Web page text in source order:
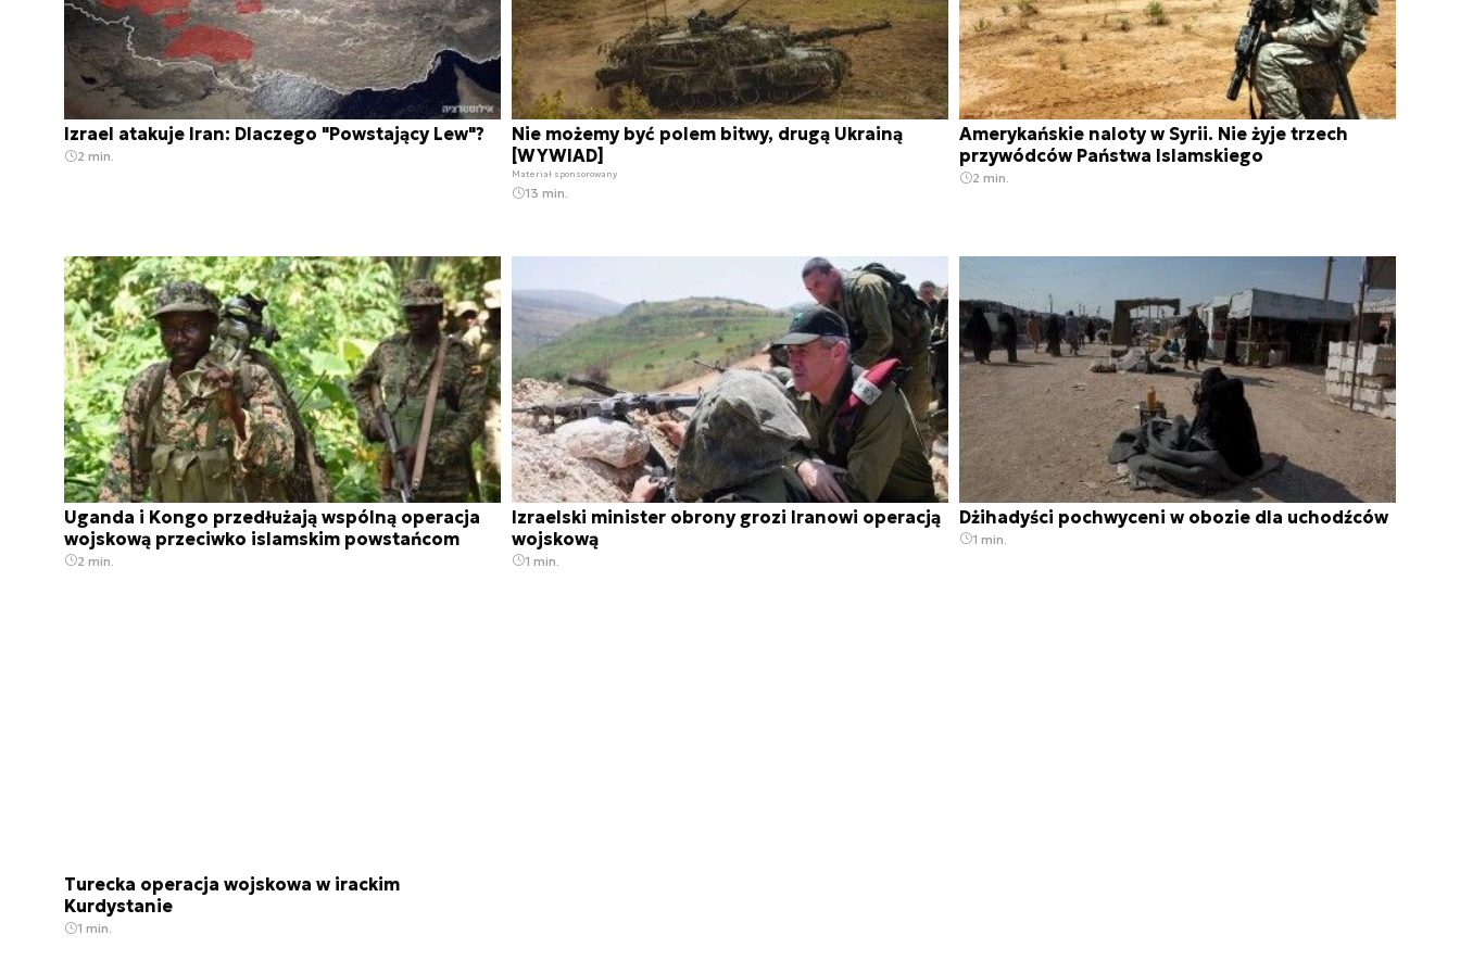
Izrael atakuje Iran: Dlaczego "Powstający Lew"?
2 min.
Nie możemy być polem bitwy, drugą Ukrainą
[WYWIAD]
Materiał sponsorowany
13 min.
Amerykańskie naloty w Syrii. Nie żyje trzech
przywódców Państwa Islamskiego
2 min.
Uganda i Kongo przedłużają wspólną operacja
wojskową przeciwko islamskim powstańcom
2 min.
Izraelski minister obrony grozi Iranowi operacją
wojskową
1 min.
Dżihadyści pochwyceni w obozie dla uchodźców
1 min.
Turecka operacja wojskowa w irackim
Kurdystanie
1 min.